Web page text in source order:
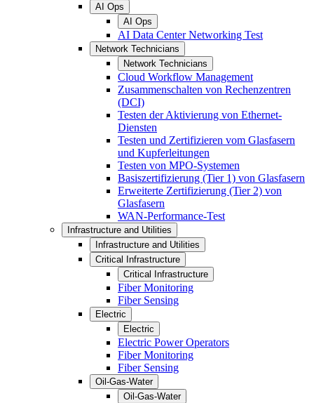
AI Ops
AI Ops
AI Data Center Networking Test
Network Technicians
Network Technicians
Cloud Workflow Management
Zusammenschalten von Rechenzentren
(DCI)
Testen der Aktivierung von Ethernet-
Diensten
Testen und Zertifizieren vom Glasfasern
und Kupferleitungen
Testen von MPO-Systemen
Basiszertifizierung (Tier 1) von Glasfasern
Erweiterte Zertifizierung (Tier 2) von
Glasfasern
WAN-Performance-Test
Infrastructure and Utilities
Infrastructure and Utilities
Critical Infrastructure
Critical Infrastructure
Fiber Monitoring
Fiber Sensing
Electric
Electric
Electric Power Operators
Fiber Monitoring
Fiber Sensing
Oil-Gas-Water
Oil-Gas-Water